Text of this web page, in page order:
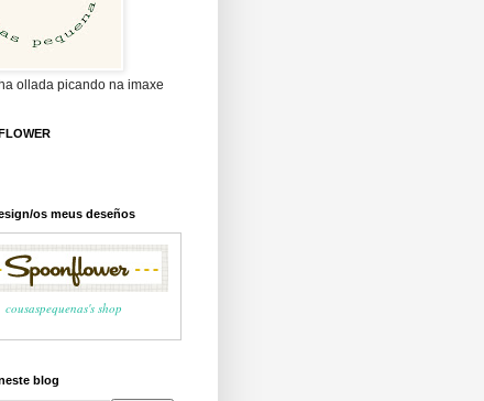
ollada picando na imaxe
os meus deseños
cousaspequenas's shop
blog